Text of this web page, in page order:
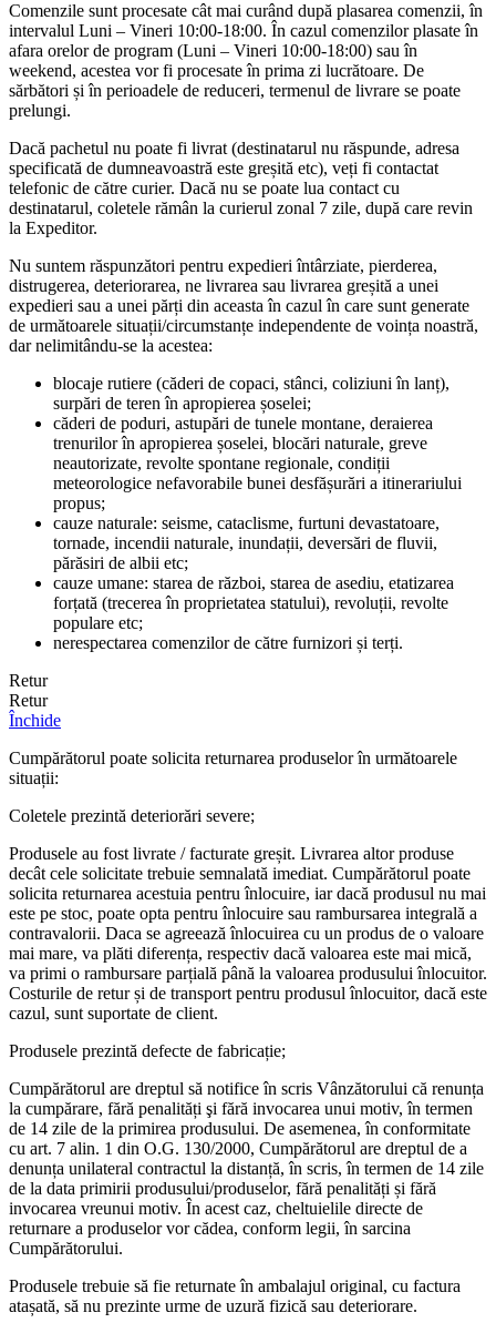
Comenzile sunt procesate cât mai curând după plasarea comenzii, în
intervalul Luni – Vineri 10:00-18:00. În cazul comenzilor plasate în
afara orelor de program (Luni – Vineri 10:00-18:00) sau în
weekend, acestea vor fi procesate în prima zi lucrătoare. De
sărbători și în perioadele de reduceri, termenul de livrare se poate
prelungi.
Dacă pachetul nu poate fi livrat (destinatarul nu răspunde, adresa
specificată de dumneavoastră este greșită etc), veți fi contactat
telefonic de către curier. Dacă nu se poate lua contact cu
destinatarul, coletele rămân la curierul zonal 7 zile, după care revin
la Expeditor.
Nu suntem răspunzători pentru expedieri întârziate, pierderea,
distrugerea, deteriorarea, ne livrarea sau livrarea greșită a unei
expedieri sau a unei părți din aceasta în cazul în care sunt generate
de următoarele situații/circumstanțe independente de voința noastră,
dar nelimitându-se la acestea:
blocaje rutiere (căderi de copaci, stânci, coliziuni în lanț),
surpări de teren în apropierea șoselei;
căderi de poduri, astupări de tunele montane, deraierea
trenurilor în apropierea șoselei, blocări naturale, greve
neautorizate, revolte spontane regionale, condiții
meteorologice nefavorabile bunei desfășurări a itinerariului
propus;
cauze naturale: seisme, cataclisme, furtuni devastatoare,
tornade, incendii naturale, inundații, deversări de fluvii,
părăsiri de albii etc;
cauze umane: starea de război, starea de asediu, etatizarea
forțată (trecerea în proprietatea statului), revoluții, revolte
populare etc;
nerespectarea comenzilor de către furnizori și terți.
Retur
Retur
Închide
Cumpărătorul poate solicita returnarea produselor în următoarele
situații:
Coletele prezintă deteriorări severe;
Produsele au fost livrate / facturate greșit. Livrarea altor produse
decât cele solicitate trebuie semnalată imediat. Cumpărătorul poate
solicita returnarea acestuia pentru înlocuire, iar dacă produsul nu mai
este pe stoc, poate opta pentru înlocuire sau rambursarea integrală a
contravalorii. Daca se agreează înlocuirea cu un produs de o valoare
mai mare, va plăti diferența, respectiv dacă valoarea este mai mică,
va primi o rambursare parțială până la valoarea produsului înlocuitor.
Costurile de retur și de transport pentru produsul înlocuitor, dacă este
cazul, sunt suportate de client.
Produsele prezintă defecte de fabricație;
Cumpărătorul are dreptul să notifice în scris Vânzătorului că renunța
la cumpărare, fără penalități şi fără invocarea unui motiv, în termen
de 14 zile de la primirea produsului. De asemenea, în conformitate
cu art. 7 alin. 1 din O.G. 130/2000, Cumpărătorul are dreptul de a
denunța unilateral contractul la distanță, în scris, în termen de 14 zile
de la data primirii produsului/produselor, fără penalități și fără
invocarea vreunui motiv. În acest caz, cheltuielile directe de
returnare a produselor vor cădea, conform legii, în sarcina
Cumpărătorului.
Produsele trebuie să fie returnate în ambalajul original, cu factura
atașată, să nu prezinte urme de uzură fizică sau deteriorare.